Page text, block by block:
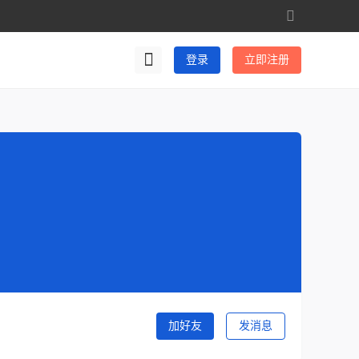
切
换
到
宽
登录 立即注册
加好友 发消息